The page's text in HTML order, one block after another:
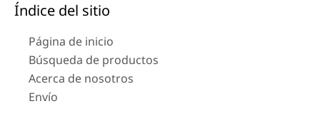
Índice del sitio
Página de inicio
Búsqueda de productos
Acerca de nosotros
Envío